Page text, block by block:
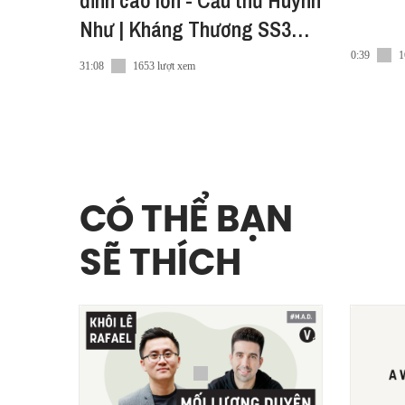
Như | Kháng Thương SS3
EP3
31:08 1653 lượt xem
0:39
CÓ THỂ BẠN
SẼ THÍCH